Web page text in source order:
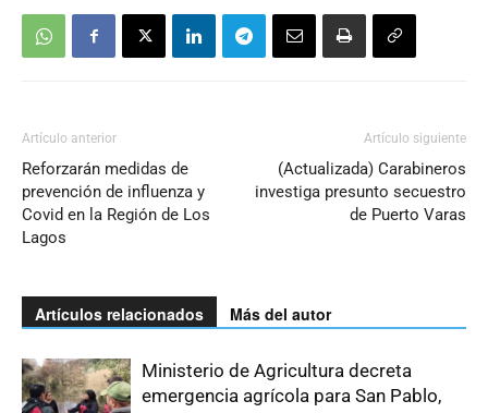
Artículo anterior
Reforzarán medidas de
prevención de influenza y
Covid en la Región de Los
Lagos
Artículo siguiente
(Actualizada) Carabineros
investiga presunto secuestro
de Puerto Varas
Artículos relacionados Más del autor
Ministerio de Agricultura decreta
emergencia agrícola para San Pablo,